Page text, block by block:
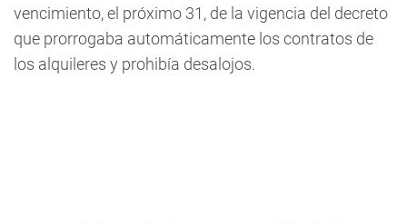
vencimiento, el próximo 31, de la vigencia del decreto
que prorrogaba automáticamente los contratos de
los alquileres y prohibía desalojos.